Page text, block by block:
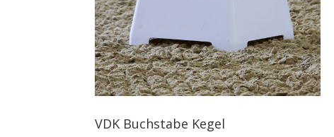
VDK Buchstabe Kegel